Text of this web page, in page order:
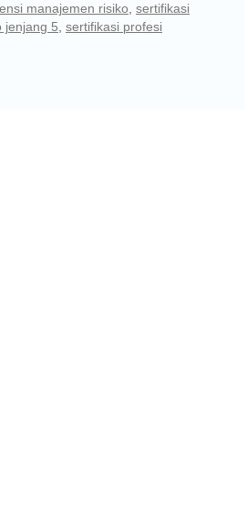
manajemen risiko sertifikasi
jenjang 5
sertifikasi profesi